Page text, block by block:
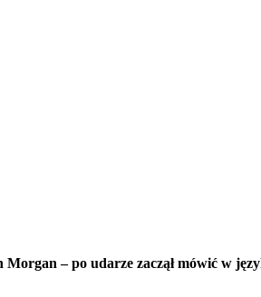
Morgan – po udarze zaczął mówić w